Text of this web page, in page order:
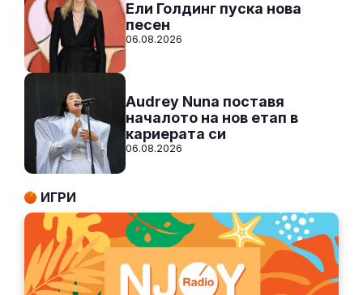
Ели Голдинг пуска нова
песен
06.08.2026
Audrey Nuna поставя
началото на нов етап в
кариерата си
06.08.2026
ИГРИ